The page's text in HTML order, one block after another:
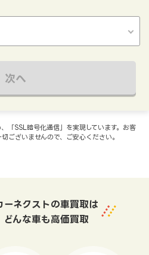
次へ
「SSL暗号化通信」を実現しています。お客
ございませんので、ご安心ください。
ーネクストの車買取は
どんな車も高価買取